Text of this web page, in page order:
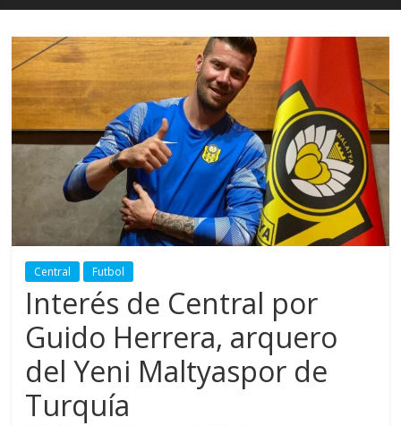
Central Futbol
Interés de Central por
Guido Herrera, arquero
del Yeni Maltyaspor de
Turquía